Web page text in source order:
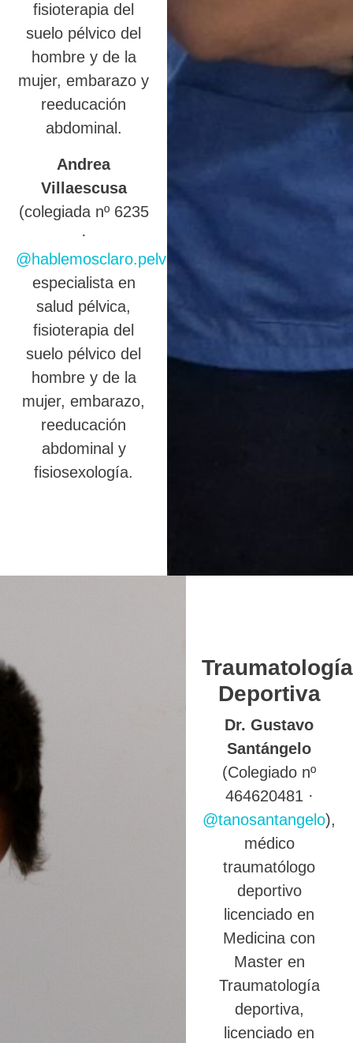
fisioterapia del
suelo pélvico del
hombre y de la
mujer, embarazo y
reeducación
abdominal.
Andrea
Villaescusa
(colegiada nº 6235
·
@hablemosclaro.pelvic
),
especialista en
salud pélvica,
fisioterapia del
suelo pélvico del
hombre y de la
mujer, embarazo,
reeducación
abdominal y
fisiosexología.
Traumatología
Deportiva
Dr. Gustavo
Santángelo
(Colegiado nº
464620481 ·
@tanosantangelo),
médico
traumatólogo
deportivo
licenciado en
Medicina con
Master en
Traumatología
deportiva,
licenciado en